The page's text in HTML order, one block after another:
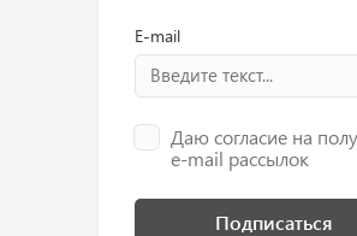
E-mail
Даю согласие на
e-mail рассылок
Подписаться